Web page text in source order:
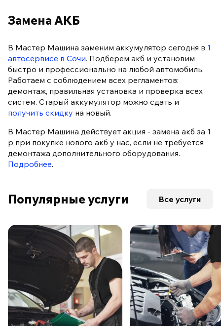
Замена АКБ
В Мастер Машина заменим аккумулятор сегодня в 1
автосервисе в Сочи. Подберем акб и установим
быстро и профессионально на любой автомобиль.
Работаем с соблюдением всех регламентов:
демонтаж, правильная установка и проверка всех
систем. Старый аккумулятор можно сдать и
получить скидку на новый.
В Мастер Машина действует акция - замена акб за 1
р при покупке нового акб у нас, если не требуется
демонтажа дополнительного оборудования.
Подробнее.
Популярные услуги Все услуги